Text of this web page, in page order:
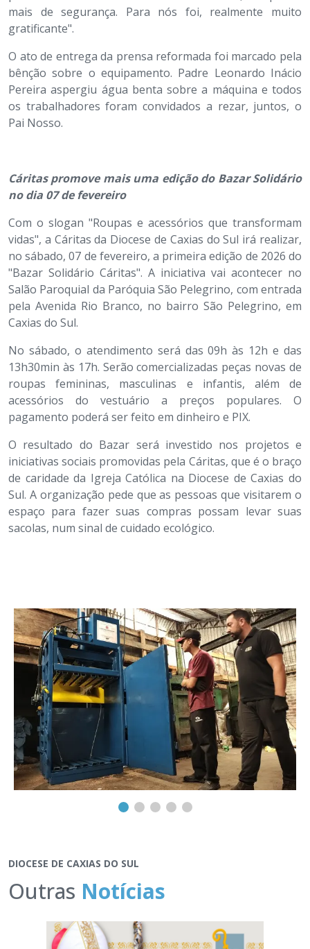
mais de segurança. Para nós foi, realmente muito
gratificante".
O ato de entrega da prensa reformada foi marcado pela
bênção sobre o equipamento. Padre Leonardo Inácio
Pereira aspergiu água benta sobre a máquina e todos
os trabalhadores foram convidados a rezar, juntos, o
Pai Nosso.
Cáritas promove mais uma edição do Bazar Solidário
no dia 07 de fevereiro
Com o slogan "Roupas e acessórios que transformam
vidas", a Cáritas da Diocese de Caxias do Sul irá realizar,
no sábado, 07 de fevereiro, a primeira edição de 2026 do
"Bazar Solidário Cáritas". A iniciativa vai acontecer no
Salão Paroquial da Paróquia São Pelegrino, com entrada
pela Avenida Rio Branco, no bairro São Pelegrino, em
Caxias do Sul.
No sábado, o atendimento será das 09h às 12h e das
13h30min às 17h. Serão comercializadas peças novas de
roupas femininas, masculinas e infantis, além de
acessórios do vestuário a preços populares. O
pagamento poderá ser feito em dinheiro e PIX.
O resultado do Bazar será investido nos projetos e
iniciativas sociais promovidas pela Cáritas, que é o braço
de caridade da Igreja Católica na Diocese de Caxias do
Sul. A organização pede que as pessoas que visitarem o
espaço para fazer suas compras possam levar suas
sacolas, num sinal de cuidado ecológico.
DIOCESE DE CAXIAS DO SUL
Outras Notícias